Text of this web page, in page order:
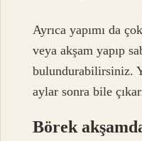
Ayrıca yapımı da
veya akşam yapıp
bulundurabilirsiniz.
aylar sonra bile
Börek